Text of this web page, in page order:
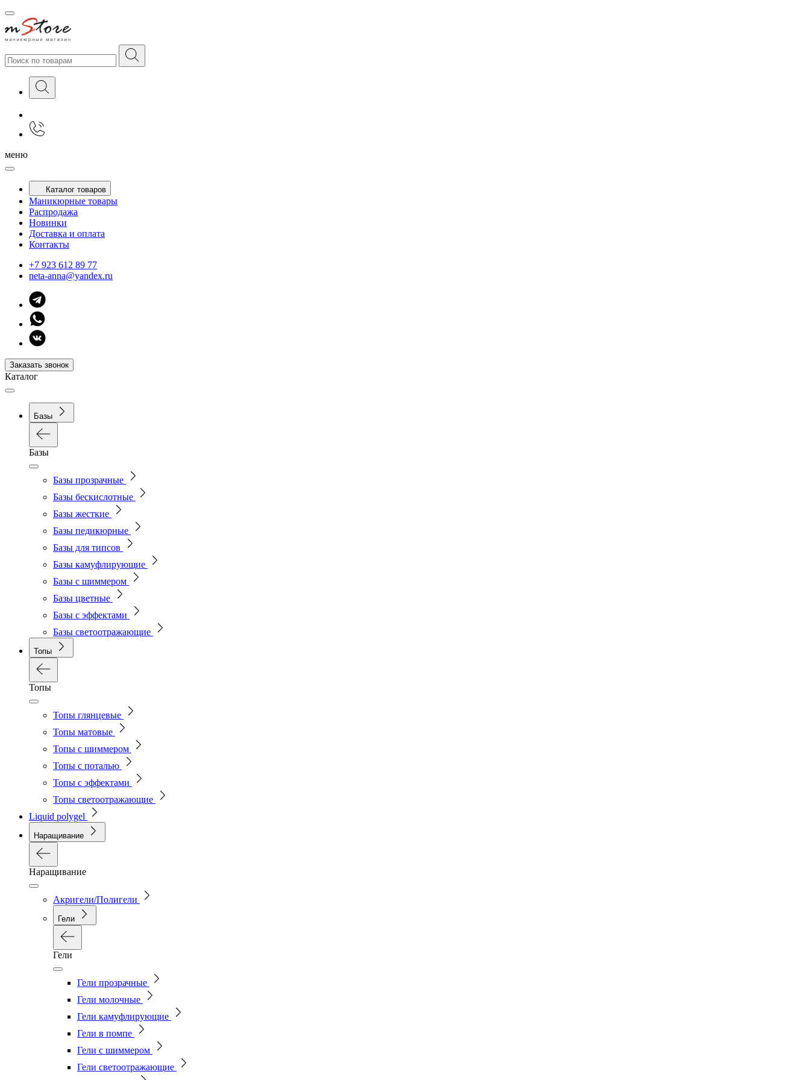
меню
Каталог товаров
Маникюрные товары
Распродажа
Новинки
Доставка и оплата
Контакты
+7 923 612 89 77
neta-anna@yandex.ru
Заказать звонок
Каталог
Базы
Базы
Базы прозрачные
Базы бескислотные
Базы жесткие
Базы педикюрные
Базы для типсов
Базы камуфлирующие
Базы с шиммером
Базы цветные
Базы с эффектами
Базы светоотражающие
Топы
Топы
Топы глянцевые
Топы матовые
Топы с шиммером
Топы с поталью
Топы с эффектами
Топы светоотражающие
Liquid polygel
Наращивание
Наращивание
Акригели/Полигели
Гели
Гели
Гели прозрачные
Гели молочные
Гели камуфлирующие
Гели в помпе
Гели с шиммером
Гели светоотражающие